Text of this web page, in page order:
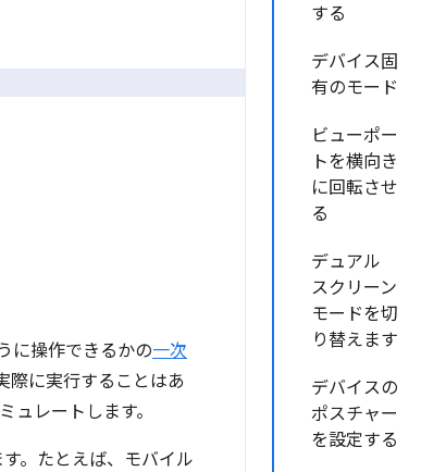
する
デバイス固
有のモード
ビューポー
トを横向き
に回転させ
る
デュアル
スクリーン
モードを切
り替えます
デバイスの
ポスチャー
を設定する
に操作できるかの一次
際に実行することはあ
レートします。
。たとえば、モバイル